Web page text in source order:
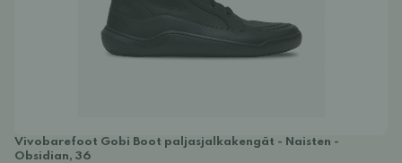
Vivobarefoot Gobi Boot paljasjalkakengät - Naisten -
Obsidian, 36